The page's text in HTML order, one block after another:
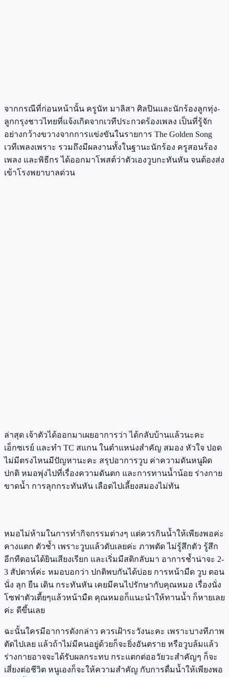
จากกรณีที่ก่อนหน้านั้น ครูนัท มาลิสา ศิลปินและนักร้องลูกทุ่ง-
ลูกกรุงชาวไทยที่แจ้งเกิดจากเวทีประกวดร้องเพลง เป็นที่รู้จัก
อย่างกว้างขวางจากการแข่งขันในรายการ The Golden Song
เวทีเพลงเพราะ รวมถึงมีผลงานทั้งในฐานะนักร้อง ครูสอนร้อง
เพลง และพิธีกร ได้ออกมาโพสต์ว่าตัวเองวูบกะทันหัน จนต้องส่ง
เข้าโรงพยาบาลด่วน
ล่าสุด เจ้าตัวได้ออกมาเผยอาการว่า ได้กลับบ้านแล้วนะคะ
เอ็กซเรย์ และทำ TC สแกน ในตำแหน่งสำคัญ สมอง หัวใจ ปอด
ไม่มีตรงไหนมีปัญหานะคะ สรุปอาการวูบ ค่าความดันหนูผิด
ปกติ หมอพุ่งไปที่เรื่องความดันตก และการทานน้ำน้อย ร่างกาย
ขาดน้ำ การลุกกระทันหัน เลือดไปเลี้ยงสมองไม่ทัน
หมอไม่ห้ามในการทำกิจกรรมต่างๆ แต่ควรกินน้ำให้เพียงพอค่ะ
คางแตก ตัวช้ำ เพราะวูบแล้วดับเลยค่ะ ภาพตัด ไม่รู้สึกตัว รู้สึก
อีกทีตอนได้ยินเสียงเรียก และเริ่มมีสติกลับมา อาการช้ำน่าจะ 2-
3 สัปดาห์ค่ะ หมอบอกว่า ปกติพบกันได้บ่อย การหน้ามืด วูบ ตอน
นั่ง ลุก ยืน เดิน กระทันหัน เคยมีคนไปรักษากับคุณหมอ เรื่องนั่ง
โซฟาตัวเตี้ยๆแล้วหน้ามืด คุณหมอก็แนะนำให้ทานน้ำ ก็หายเลย
ค่ะ ดีขึ้นเลย
ฉะนั้นใครมีอาการดังกล่าว ควรเฝ้าระวังนะคะ เพราะบางทีภาพ
ตัดไปเลย แล้วถ้าไม่มีคนอยู่ด้วยก็จะยิ่งอันตราย หรือวูบล้มแล้ว
ร่างกายอาจจะได้รับผลกระทบ กระแตกต่ออวัยวะสำคัญๆ ก็จะ
เสี่ยงต่อชีวิต หนูเองก็จะให้ความสำคัญ กับการดื่มน้ำให้เพียงพอ